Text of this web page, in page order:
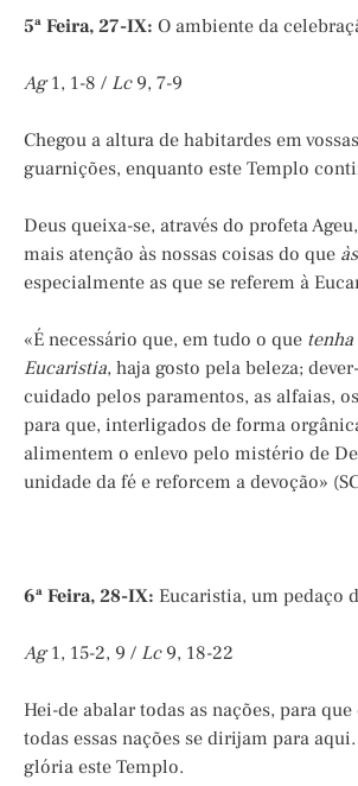
5ª Feira, 27-IX: O ambiente da
Ag1, 1-8 / Lc9, 7-9
Chegou a altura de habitardes em
guarnições, enquanto este Templo
Deus queixa-se, através do profeta
mais atenção às nossas coisas do que
especialmente as que se referem à
«É necessário que, em tudo o que tenha
Eucaristia, haja gosto pela beleza;
cuidado pelos paramentos, as alfaias,
para que, interligados de forma
alimentem o enlevo pelo mistério de
unidade da fé e reforcem a devoção»
6ª Feira, 28-IX: Eucaristia, um pedaço
Ag1, 15-2, 9 / Lc9, 18-22
Hei-de abalar todas as nações, para que
todas essas nações se dirijam para aqui.
glória este Templo.